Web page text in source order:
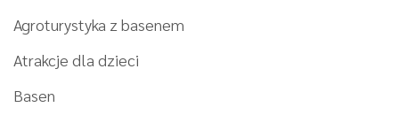
Agroturystyka z basenem
Atrakcje dla dzieci
Basen